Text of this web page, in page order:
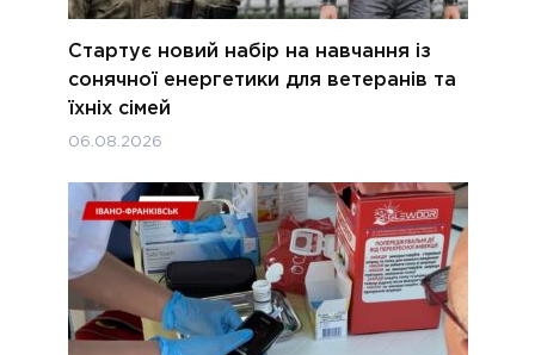
Стартує новий набір на навчання із
сонячної енергетики для ветеранів та
їхніх сімей
06.08.2026